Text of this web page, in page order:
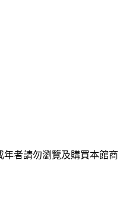
者請勿瀏覽及購買本館商